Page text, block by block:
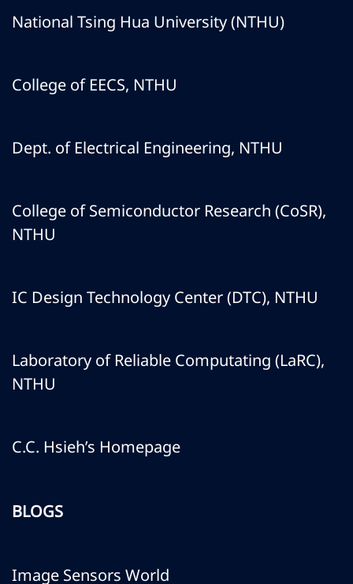
National Tsing Hua University (NTHU)
College of EECS, NTHU
Dept. of Electrical Engineering, NTHU
College of Semiconductor Research (CoSR),
NTHU
IC Design Technology Center (DTC), NTHU
Laboratory of Reliable Computating (LaRC),
NTHU
C.C. Hsieh’s Homepage
BLOGS
Image Sensors World